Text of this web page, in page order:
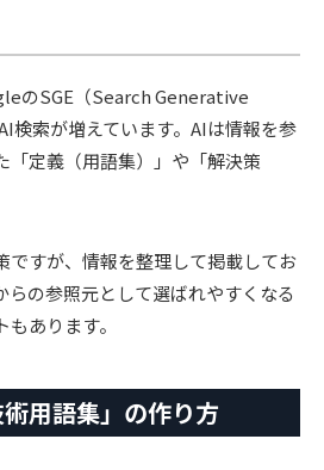
のSGE（Search Generative
検索が増えています。AIは情報を参
「定義（用語集）」や「解決策
ですが、情報を整理して掲載してお
らの参照元として選ばれやすくなる
あります。
用語集」の作り方